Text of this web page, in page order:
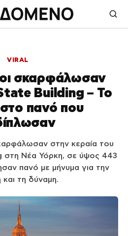
VIRAL
σκαρφάλωσαν
Building – Το
πανό που
στην κεραία του
στη Νέα Υόρκη, σε ύψος 443
πανό με μήνυμα για την
και τη δύναμη.